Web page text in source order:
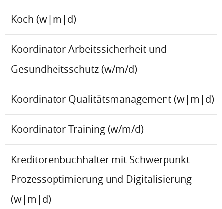
Koch (w|m|d)
Koordinator Arbeitssicherheit und
Gesundheitsschutz (w/m/d)
Koordinator Qualitätsmanagement (w|m|d)
Koordinator Training (w/m/d)
Kreditorenbuchhalter mit Schwerpunkt
Prozessoptimierung und Digitalisierung
(w|m|d)